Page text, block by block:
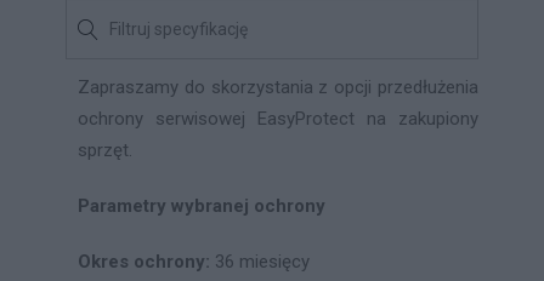
Zapraszamy do skorzystania z opcji przedłużenia
ochrony serwisowej EasyProtect na zakupiony
sprzęt.
Parametry wybranej ochrony
Okres ochrony: 36 miesięcy